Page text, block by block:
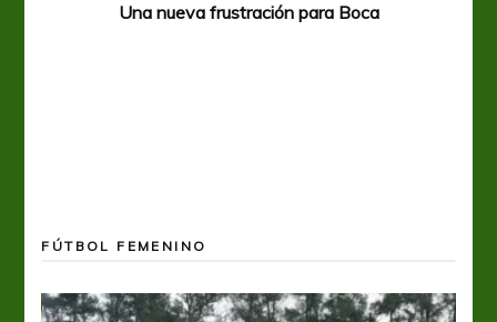
Una nueva frustración para Boca
FÚTBOL FEMENINO